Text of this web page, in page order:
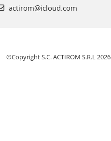
actirom@icloud.com
©Copyright S.C. ACTIROM S.R.L 2026